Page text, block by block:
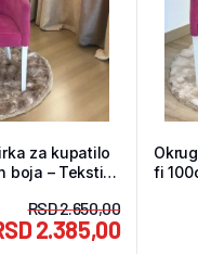
za kupatilo
boja – Tekstil
RSD2.650,00
2.385,00
fi